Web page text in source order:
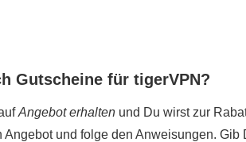
Gutscheine für tigerVPN?
Angebot erhalten und Du wirst zur
und folge den Anweisungen.